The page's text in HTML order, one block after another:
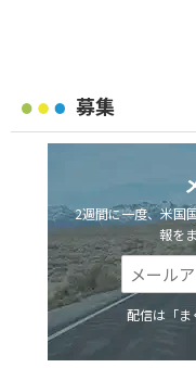
募集
2週間に一度、米国
報を
配信は「ま